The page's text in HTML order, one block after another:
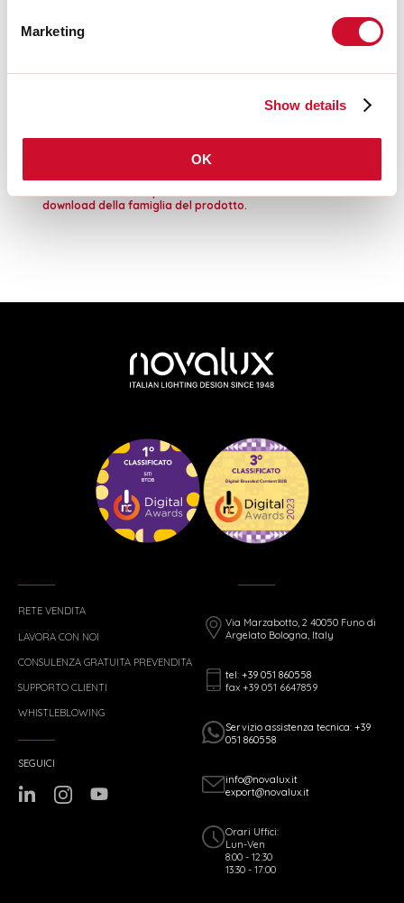
Marketing
Show details
OK
Le istruzioni di montaggio degli
download della famiglia del prodotto.
RETE VENDITA
LAVORA CON NOI
CONSULENZA GRATUITA PREVENDITA
SUPPORTO CLIENTI
WHISTLEBLOWING
Via Marzabotto, 2 40050 Funo di
Argelato Bologna, Italy
tel: +39 051 860558
fax +39 051 6647859
Servizio assistenza tecnica: +39
051 860558
info@novalux.it
export@novalux.it
Orari Uffici:
Lun-Ven
8:00 - 12:30
13:30 - 17:00
SEGUICI